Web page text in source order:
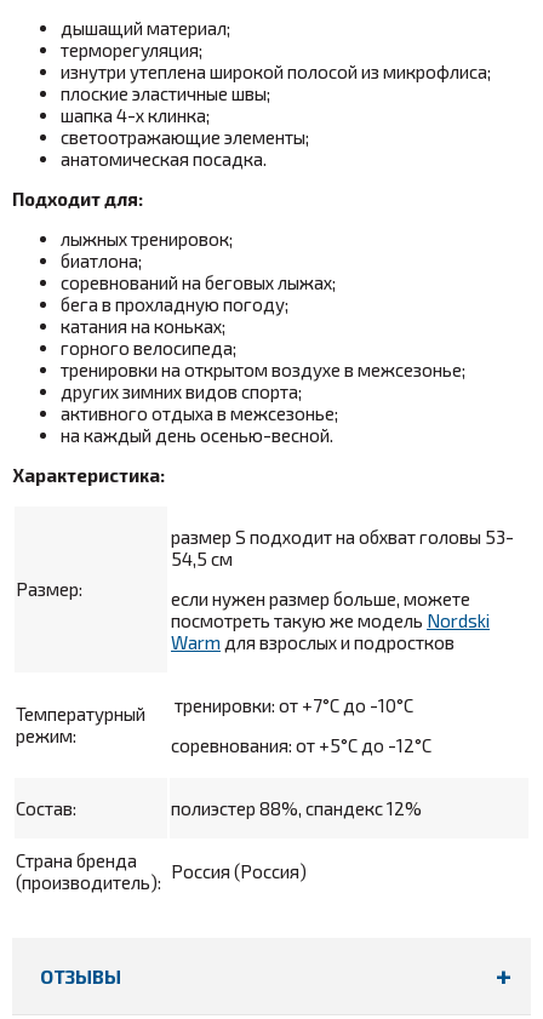
дышащий материал;
терморегуляция;
изнутри утеплена широкой полосой из микрофлиса;
плоские эластичные швы;
шапка 4-х клинка;
светоотражающие элементы;
анатомическая посадка.
Подходит для:
лыжных тренировок;
биатлона;
соревнований на беговых лыжах;
бега в прохладную погоду;
катания на коньках;
горного велосипеда;
тренировки на открытом воздухе в межсезонье;
других зимних видов спорта;
активного отдыха в межсезонье;
на каждый день осенью-весной.
Характеристика:
Размер:
размер S подходит на обхват головы 53-
54,5 см
если нужен размер больше, можете
посмотреть такую же модель Nordski
Warm для взрослых и подростков
Температурный
режим:
тренировки: от +7°С до -10°С
соревнования: от +5°С до -12°С
Состав: полиэстер 88%, спандекс 12%
Страна бренда
(производитель): Россия (Россия)
ОТЗЫВЫ